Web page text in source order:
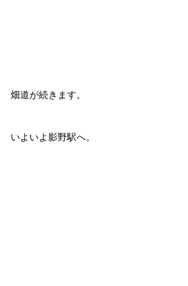
畑道が続きます。
いよいよ影野駅へ。